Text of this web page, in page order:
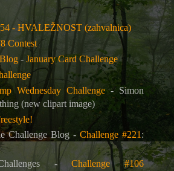
- HVALEŽNOST (zahvalnica)
Contest
- January Card Challenge
Wednesday Challenge - Simon
(new clipart image)
Challenge Blog -Challenge #221:
Challenges -Challenge #106